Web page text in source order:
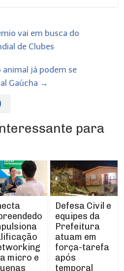
vai em busca do
de Clubes
já podem se
Gaúcha →
para
micro e
Defesa Civil e
equipes da
Prefeitura
atuam em
força-tarefa
após
temporal